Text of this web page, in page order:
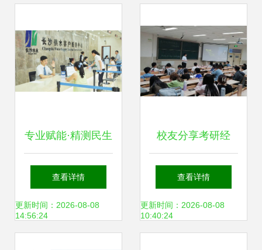
专业赋能·精测民生
上书房信息咨询为
长沙水业集团擘画
查看详情
更新时间：2026-08-08
14:56:24
校友分享考研经
验，助燃信息学子
梦想——泉心泉益
查看详情
更新时间：2026-08-08
10:40:24